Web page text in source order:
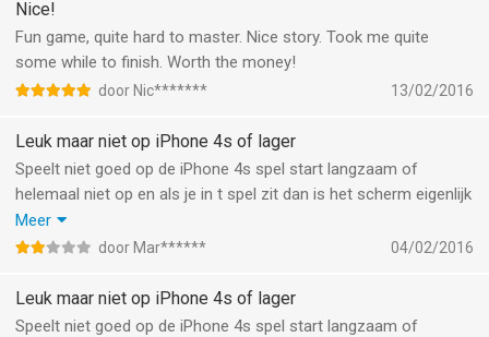
Nice!
Fun game, quite hard to master. Nice story. Took me quite
some while to finish. Worth the money!
door Nic******* 13/02/2016
Leuk maar niet op iPhone 4s of lager
Speelt niet goed op de iPhone 4s spel start langzaam of
helemaal niet op en als je in t spel zit dan is het scherm eigenlijk
te klein voor dit spel .. Had dit graag willen weten voor ik t kocht
... Gratis was het beste geweest . Op de pc is dit een leuk spel.
menu . Interface is te groot . Of dit word verbetert of ik wil m'n
geld terug .
Meer
door Mar****** 04/02/2016
Leuk maar niet op iPhone 4s of lager
Speelt niet goed op de iPhone 4s spel start langzaam of